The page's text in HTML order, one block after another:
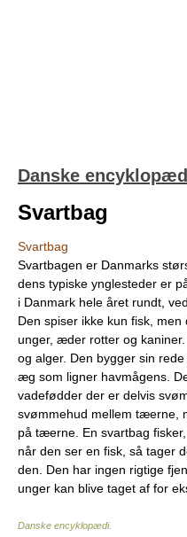
Danske
Svartbag
Svartbag
Svartbagen er Danmarks
dens typiske ynglesteder er
i Danmark hele året rundt,
Den spiser ikke kun fisk,
unger, æder rotter og
og alger. Den bygger sin
æg som ligner havmågens.
vadefødder der er delvis
svømmehud mellem tæerne,
på tæerne. En svartbag
når den ser en fisk, så tager
den. Den har ingen rigtige
unger kan blive taget af for
Danske encyklopædi.